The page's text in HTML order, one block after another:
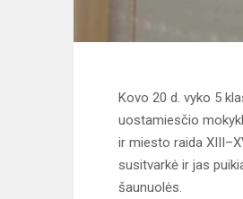
Kovo 20 d. vyko 5
uostamiesčio
ir miesto raida
susitvarkė ir jas
šaunuolės.